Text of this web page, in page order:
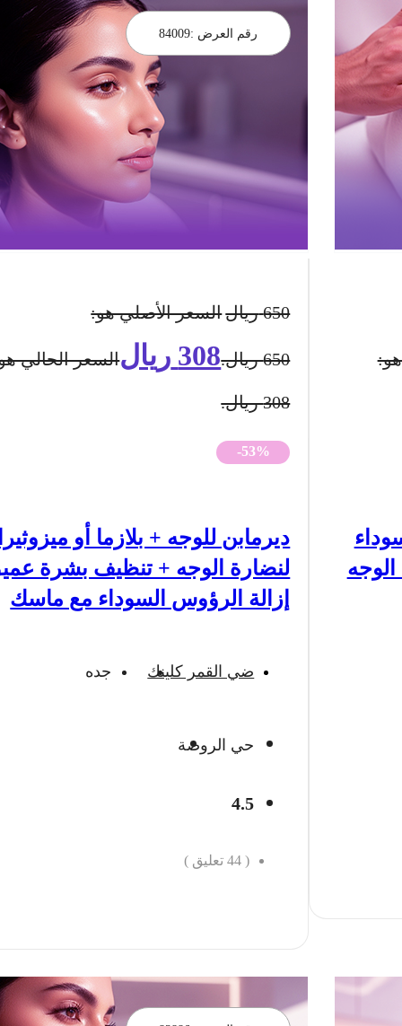
رقم العرض :84009
650 ريالالسعر الأصلي هو:
650 ريال. 308 ريالالسعر الحالي
308 ريال.
-53%
ديرمابن للوجه + بلازما أو
لنضارة الوجه + تنظيف بشرة
إزالة الرؤوس السوداء مع ماسك
ضي القمر كلينك جده
حي الروضة
4.5
(
44تعليق )